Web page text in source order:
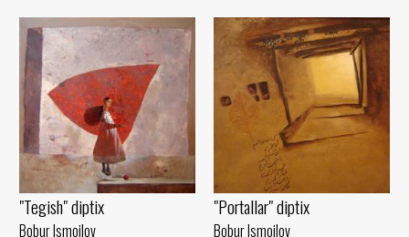
"Tegish" diptix
Bobur Ismoilov
"Portallar" diptix
Bobur Ismoilov